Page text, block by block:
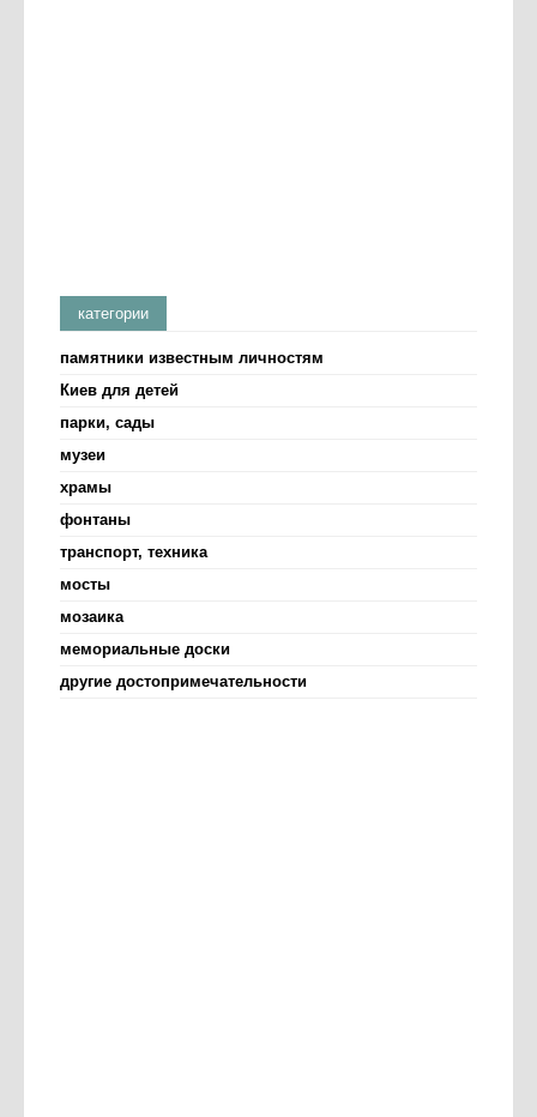
категории
памятники известным личностям
Киев для детей
парки, сады
музеи
храмы
фонтаны
транспорт, техника
мосты
мозаика
мемориальные доски
другие достопримечательности